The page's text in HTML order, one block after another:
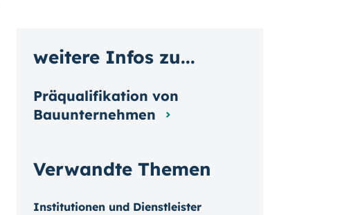
Verwandte Themen
Institutionen und Dienstleister
weitere Infos zu...
Präqualifikation von
Bauunternehmen